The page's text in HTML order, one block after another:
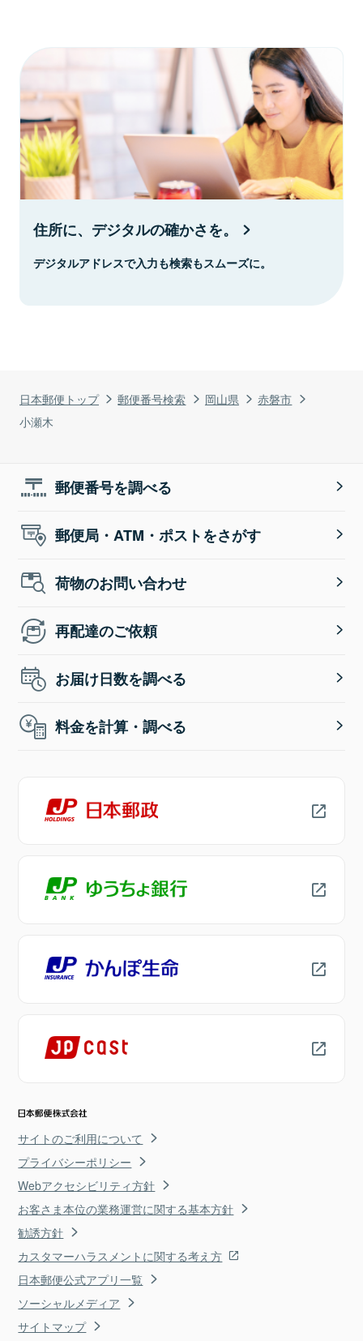
日本郵便トップ 郵便番号検索 岡山県
赤磐市
小瀬木
住所に、デジタルの確かさを。
デジタルアドレスで入力も検索もスムーズに。
郵便番号を調べる
郵便局・ATM・ポストをさがす
荷物のお問い合わせ
再配達のご依頼
お届け日数を調べる
料金を計算・調べる
サイトのご利用について
プライバシーポリシー
Webアクセシビリティ方針
お客さま本位の業務運営に関する基本方針
勧誘方針
カスタマーハラスメントに関する考え方
日本郵便公式アプリ一覧
ソーシャルメディア
サイトマップ